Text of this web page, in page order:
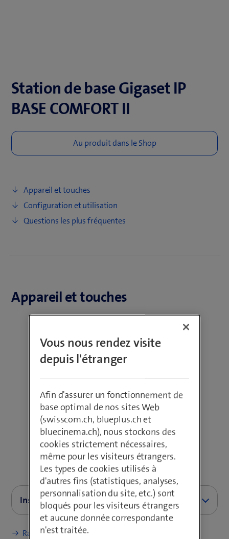
Station de base Gigaset IP
BASE COMFORT II
Appareil et touches
Configuration et utilisation
Questions les plus fréquentes
Appareil et touches
Instructions (PDF)
Guide d’installation Gigaset IP
Raccorder un téléphone
Vous nous rendez visite
depuis l'étranger
Afin d'assurer un fonctionnement de
base optimal de nos sites Web
(swisscom.ch, blueplus.ch et
bluecinema.ch), nous stockons des
cookies strictement nécessaires,
même pour les visiteurs étrangers.
Les types de cookies utilisés à
d'autres fins (statistiques, analyses,
personnalisation du site, etc.) sont
bloqués pour les visiteurs étrangers
et aucune donnée correspondante
n'est traitée.